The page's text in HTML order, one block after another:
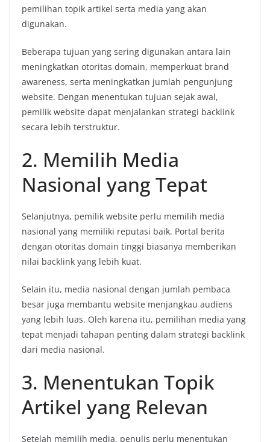
pemilihan topik artikel serta media yang akan
digunakan.
Beberapa tujuan yang sering digunakan antara lain
meningkatkan otoritas domain, memperkuat brand
awareness, serta meningkatkan jumlah pengunjung
website. Dengan menentukan tujuan sejak awal,
pemilik website dapat menjalankan strategi backlink
secara lebih terstruktur.
2. Memilih Media
Nasional yang Tepat
Selanjutnya, pemilik website perlu memilih media
nasional yang memiliki reputasi baik. Portal berita
dengan otoritas domain tinggi biasanya memberikan
nilai backlink yang lebih kuat.
Selain itu, media nasional dengan jumlah pembaca
besar juga membantu website menjangkau audiens
yang lebih luas. Oleh karena itu, pemilihan media yang
tepat menjadi tahapan penting dalam strategi backlink
dari media nasional.
3. Menentukan Topik
Artikel yang Relevan
Setelah memilih media, penulis perlu menentukan